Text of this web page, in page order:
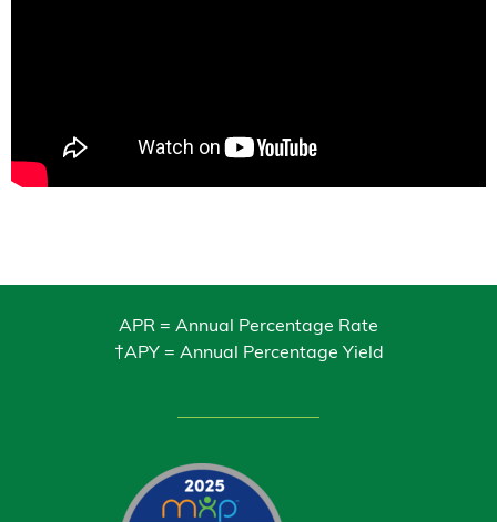
APR = Annual Percentage Rate
†APY = Annual Percentage Yield